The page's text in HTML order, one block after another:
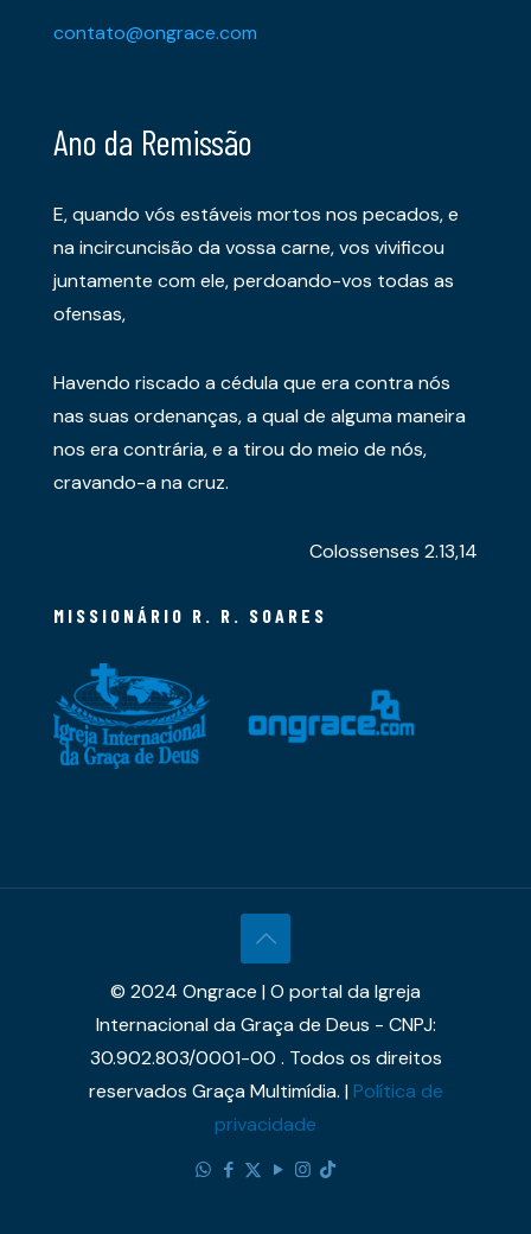
contato@ongrace.com
Ano da Remissão
E, quando vós estáveis mortos nos pecados, e
na incircuncisão da vossa carne, vos vivificou
juntamente com ele, perdoando-vos todas as
ofensas,
Havendo riscado a cédula que era contra nós
nas suas ordenanças, a qual de alguma maneira
nos era contrária, e a tirou do meio de nós,
cravando-a na cruz.
Colossenses 2.13,14
MISSIONÁRIO R. R. SOARES
© 2024 Ongrace | O portal da Igreja
Internacional da Graça de Deus - CNPJ:
30.902.803/0001-00 . Todos os direitos
reservados Graça Multimídia. |Política de
privacidade